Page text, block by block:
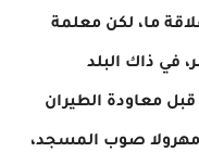
ما، لكن معلمة
في ذاك البلد
معاودة الطيران
مهرولا صوب المسجد،